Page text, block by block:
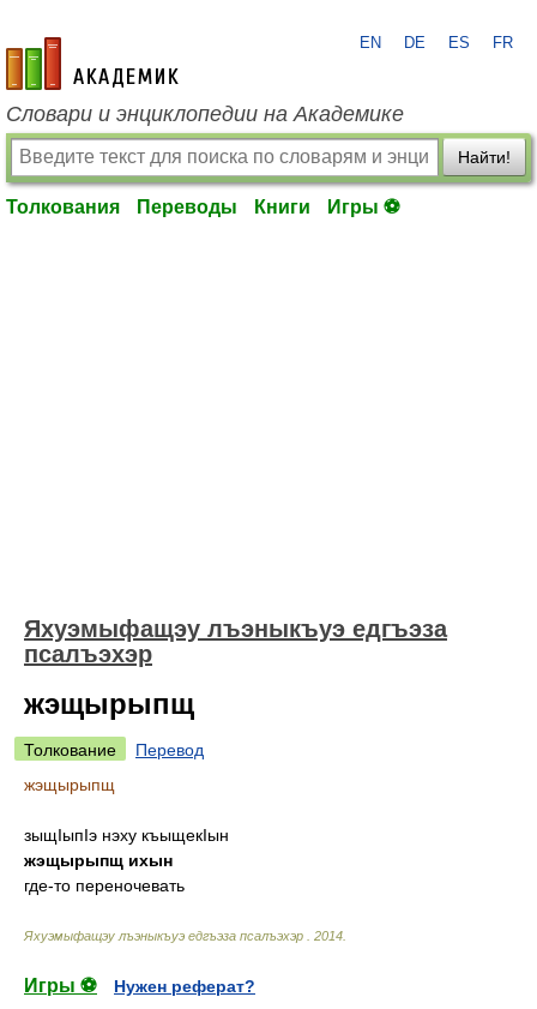
academic.ru
EN DE ES FR
Словари и энциклопедии на Академике
Найти!
Толкования Переводы Книги Игры ⚽
Яхуэмыфащэу лъэныкъуэ едгъэза
псалъэхэр
жэщырыпщ
Толкование
Перевод
жэщырыпщ
зыщIыпIэ нэху къыщекIын
жэщырыпщ ихын
где-то переночевать
Яхуэмыфащэу лъэныкъуэ едгъэза псалъэхэр 2014
Игры ⚽
Нужен реферат?